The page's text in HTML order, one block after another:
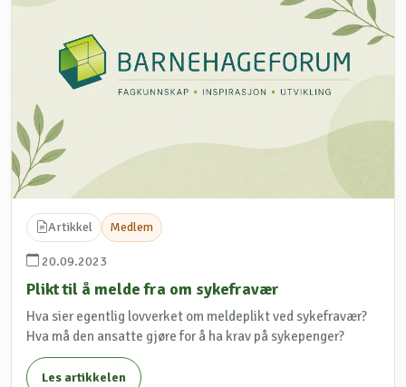
Artikkel Medlem
20.09.2023
Plikt til å melde fra om sykefravær
Hva sier egentlig lovverket om meldeplikt ved sykefravær?
Hva må den ansatte gjøre for å ha krav på sykepenger?
Les artikkelen